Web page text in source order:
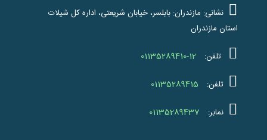
نشانی: مازندران: بابلسر، خیابان شریعتی، اداره کل شیلات
استان مازندران
تلفن: 01135289410-12
تلفن: 01135289415
نمابر: 01135289437